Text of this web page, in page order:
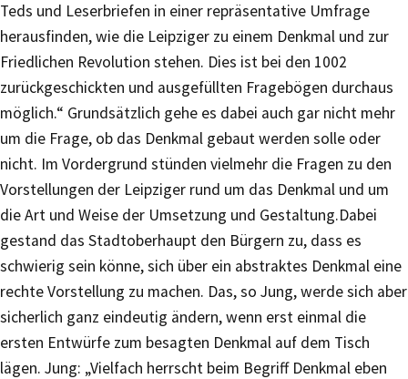
Teds und Leserbriefen in einer repräsentative Umfrage
herausfinden, wie die Leipziger zu einem Denkmal und zur
Friedlichen Revolution stehen. Dies ist bei den 1002
zurückgeschickten und ausgefüllten Fragebögen durchaus
möglich.“ Grundsätzlich gehe es dabei auch gar nicht mehr
um die Frage, ob das Denkmal gebaut werden solle oder
nicht. Im Vordergrund stünden vielmehr die Fragen zu den
Vorstellungen der Leipziger rund um das Denkmal und um
die Art und Weise der Umsetzung und Gestaltung.Dabei
gestand das Stadtoberhaupt den Bürgern zu, dass es
schwierig sein könne, sich über ein abstraktes Denkmal eine
rechte Vorstellung zu machen. Das, so Jung, werde sich aber
sicherlich ganz eindeutig ändern, wenn erst einmal die
ersten Entwürfe zum besagten Denkmal auf dem Tisch
lägen. Jung: „Vielfach herrscht beim Begriff Denkmal eben